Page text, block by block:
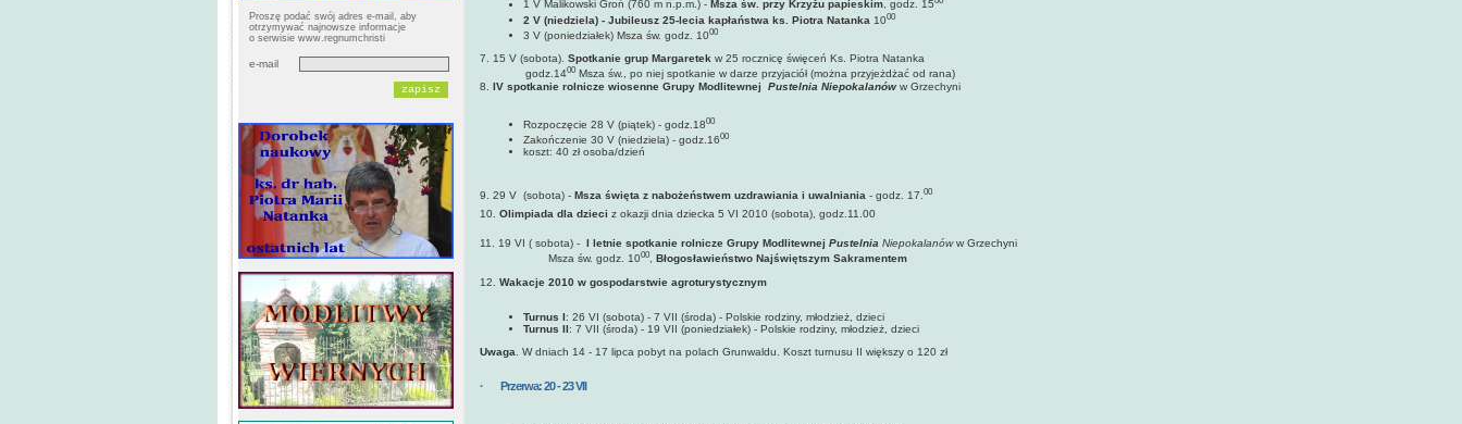
Proszę podać swój adres e-mail, aby
otrzymywać najnowsze informacje
o serwisie www.regnumchristi
e-mail
1 V Malikowski Groń (760 m n.p.m.) - Msza św. przy Krzyżu papieskim, godz. 15
2 V (niedziela) - Jubileusz 25-lecia kapłaństwa ks. Piotra Natanka 1000
3 V (poniedziałek) Msza św. godz. 1000
7. 15 V (sobota). Spotkanie grup Margaretek w 25 rocznicę święceń Ks. Piotra Natanka
godz.1400 Msza św., po niej spotkanie w darze przyjaciół (można przyjeżdżać od rana)
8.
IV spotkanie rolnicze wiosenne Grupy Modlitewnej Pustelnia Niepokalanów w Grzechyni
Rozpoczęcie 28 V (piątek) - godz.1800
Zakończenie 30 V (niedziela) - godz.1600
koszt: 40 zł osoba/dzień
9. 29 V (sobota) - Msza święta z nabożeństwem uzdrawiania i uwalniania - godz. 17.00
10. Olimpiada dla dzieci z okazji dnia dziecka 5 VI 2010 (sobota), godz.11.00
11. 19 VI ( sobota) - I letnie spotkanie rolnicze Grupy Modlitewnej Pustelnia Niepokalanóww Grzechyni
Msza św. godz. 1000 Błogosławieństwo Najświętszym Sakramentem
12. Wakacje 2010 w gospodarstwie agroturystycznym
Turnus I: 26 VI (sobota) - 7 VII (środa) - Polskie rodziny, młodzież, dzieci
Turnus II: 7 VII (środa) - 19 VII (poniedziałek) - Polskie rodziny, młodzież, dzieci
Uwaga . W dniach 14 - 17 lipca pobyt na polach Grunwaldu. Koszt turnusu II większy o 120 zł
· Przerwa: 20 - 23 VII